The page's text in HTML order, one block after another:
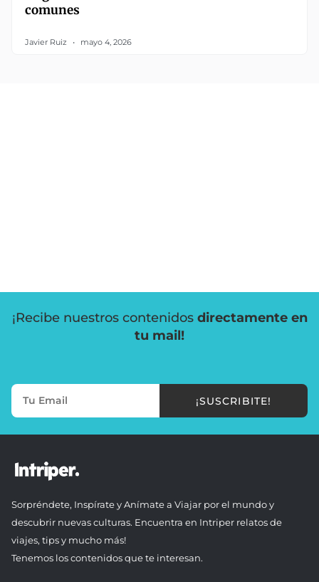
comunes
Javier Ruiz mayo 4, 2026
¡Recibe nuestros contenidos directamente en
tu mail!
¡SUSCRIBITE!
Sorpréndete, Inspírate y Anímate a Viajar por el mundo y
descubrir nuevas culturas. Encuentra en Intriper relatos de
viajes, tips y mucho más!
Tenemos los contenidos que te interesan.